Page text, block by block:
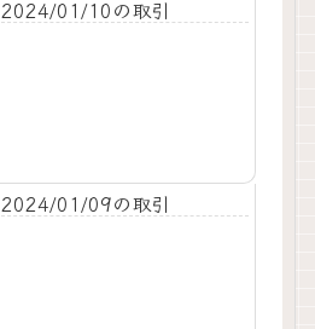
2024/01/10の取引
2024/01/09の取引